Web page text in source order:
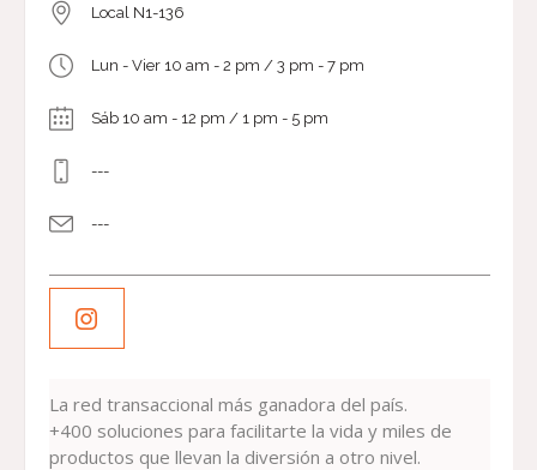
Local N1-136
Lun - Vier 10 am - 2 pm / 3 pm - 7 pm
Sáb 10 am - 12 pm / 1 pm - 5 pm
---
---
La red transaccional más ganadora del país.
+400 soluciones para facilitarte la vida y miles de
productos que llevan la diversión a otro nivel.